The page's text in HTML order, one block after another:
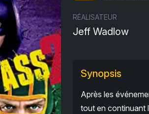
RÉALISATEUR
Jeff Wadlow
Synopsis
Après les
tout en continuant